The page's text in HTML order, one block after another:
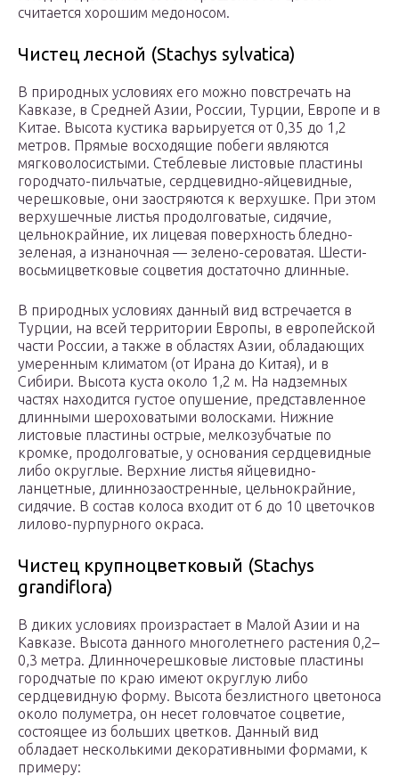
считается хорошим медоносом.
Чистец лесной (Stachys sylvatica)
В природных условиях его можно повстречать на
Кавказе, в Средней Азии, России, Турции, Европе и в
Китае. Высота кустика варьируется от 0,35 до 1,2
метров. Прямые восходящие побеги являются
мягковолосистыми. Стеблевые листовые пластины
городчато-пильчатые, сердцевидно-яйцевидные,
черешковые, они заостряются к верхушке. При этом
верхушечные листья продолговатые, сидячие,
цельнокрайние, их лицевая поверхность бледно-
зеленая, а изнаночная — зелено-сероватая. Шести-
восьмицветковые соцветия достаточно длинные.
В природных условиях данный вид встречается в
Турции, на всей территории Европы, в европейской
части России, а также в областях Азии, обладающих
умеренным климатом (от Ирана до Китая), и в
Сибири. Высота куста около 1,2 м. На надземных
частях находится густое опушение, представленное
длинными шероховатыми волосками. Нижние
листовые пластины острые, мелкозубчатые по
кромке, продолговатые, у основания сердцевидные
либо округлые. Верхние листья яйцевидно-
ланцетные, длиннозаостренные, цельнокрайние,
сидячие. В состав колоса входит от 6 до 10 цветочков
лилово-пурпурного окраса.
Чистец крупноцветковый (Stachys
grandiflora)
В диких условиях произрастает в Малой Азии и на
Кавказе. Высота данного многолетнего растения 0,2–
0,3 метра. Длинночерешковые листовые пластины
городчатые по краю имеют округлую либо
сердцевидную форму. Высота безлистного цветоноса
около полуметра, он несет головчатое соцветие,
состоящее из больших цветков. Данный вид
обладает несколькими декоративными формами, к
примеру: